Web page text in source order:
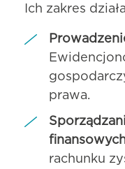
Ich zakres
prawa.
rachunku